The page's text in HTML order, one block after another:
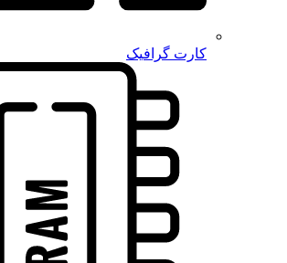
کارت گرافیک